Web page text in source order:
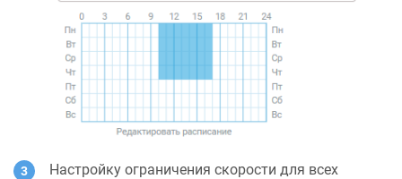
Настройку ограничения скорости для всех